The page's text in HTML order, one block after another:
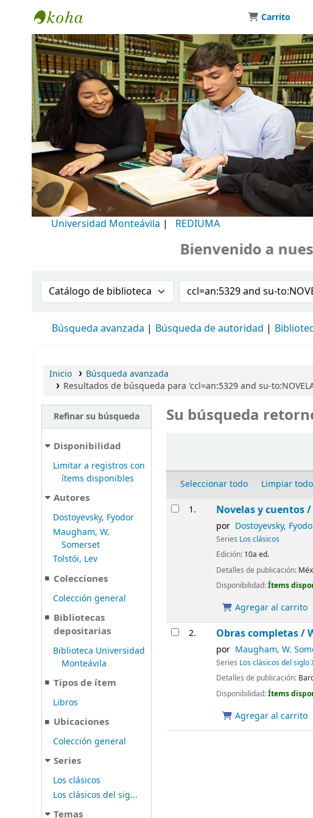
Biblioteca Universidad Monteávila
Carrito
Universidad Monteávila | REDIUMA
Bienvenido a
Buscar en el catálogo por:Buscar en el catálogo
Búsqueda avanzada Búsqueda de autoridad
Inicio
Búsqueda avanzada
Resultados de búsqueda para 'ccl=an:5329 and su-
Refinar su búsqueda
Disponibilidad
Limitar a registros con
ítems disponibles
Autores
Dostoyevsky, Fyodor
Maugham, W.
Somerset
Tolstói, Lev
Colecciones
Colección general
Bibliotecas
depositarias
Biblioteca Universidad
Monteávila
Tipos de ítem
Libros
Ubicaciones
Colección general
Series
Los clásicos
Los clásicos del sig...
Temas
Su búsqueda
Seleccionar todo Limpiar todo
Resultados
1. Novelas y cuentos /
por Dostoyevsky,
Series Los clásicos
Edición: 10a ed.
Detalles de publicación:
Disponibilidad:Ítems
Agregar al carrito
2. Obras completas /
por Maugham, W.
Series Los clásicos del siglo
Detalles de publicación:
Disponibilidad:Ítems
Agregar al carrito